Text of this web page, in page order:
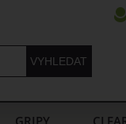
GRIPY